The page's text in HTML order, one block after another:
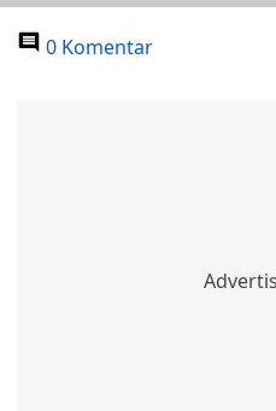
0 Komentar